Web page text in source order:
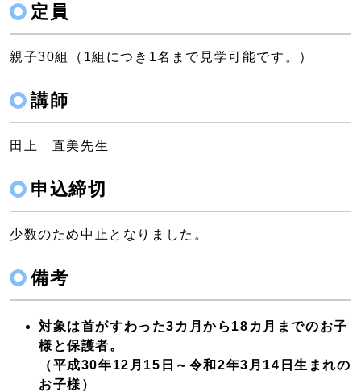
定員
親子30組（1組につき1名まで見学可能です。）
講師
田上 直美先生
申込締切
少数のため中止となりました。
備考
対象は首がすわった3カ月から18カ月までのお子
様と保護者。
（平成30年12月15日～令和2年3月14日生まれの
お子様）